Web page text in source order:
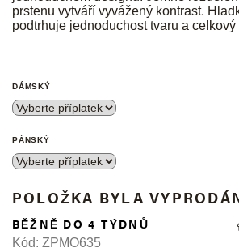
prstenu vytváří vyvážený kontrast.
podtrhuje jednoduchost tvaru a celkový
DÁMSKÝ
PÁNSKÝ
POLOŽKA BYLA
BĚŽNĚ DO 4 TÝDNŮ
Kód: ZPMO635